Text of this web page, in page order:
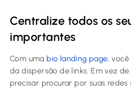
Centralize todos os
importantes
Com uma bio landing page,
da dispersão de links. Em vez
precisar procurar por suas redes